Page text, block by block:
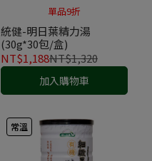
單品9折
統健-明日葉精力湯
(30g*30包/盒)
NT$1,188NT$1,320
加入購物車
常溫